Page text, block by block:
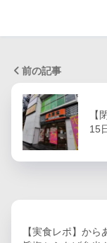
前の記事
【
15
【実食レポ】から